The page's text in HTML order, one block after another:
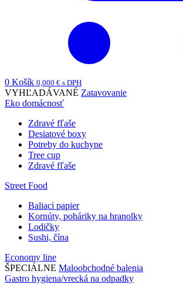
0 Košík 0,000 € s DPH
VYHĽADÁVANÉ Zatavovanie
Eko domácnosť
Zdravé fľaše
Desiatové boxy
Potreby do kuchyne
Tree cup
Zdravé fľaše
Street Food
Baliaci papier
Kornúty, poháriky na hranolky
Lodičky
Sushi, čína
Economy line
ŠPECIÁLNE Maloobchodné balenia
Gastro hygiena/vrecká na odpadky